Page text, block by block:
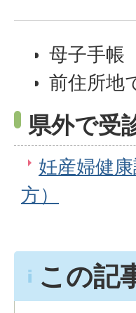
母子手帳
前住所地
県外で受
妊産婦健
方）
この記